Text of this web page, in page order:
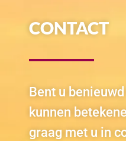
CONTACT
Bent u
kunnen
graag met u in